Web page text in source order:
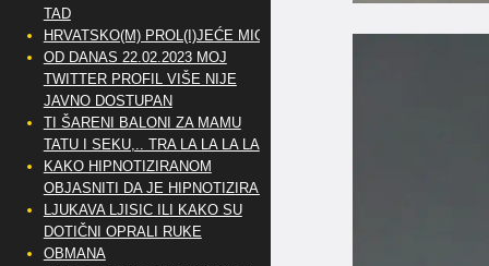
TAD
HRVATSKO(M) PROL(I)JEĆE MIG
OD DANAS 22.02.2023 MOJ
TWITTER PROFIL VIŠE NIJE
JAVNO DOSTUPAN
TI ŠARENI BALONI ZA MAMU
TATU I SEKU,.. TRA LA LA LA LA
KAKO HIPNOTIZIRANOM
OBJASNITI DA JE HIPNOTIZIRAN
LJUKAVA LJISIC ILI KAKO SU
DOTIČNI OPRALI RUKE
OBMANA